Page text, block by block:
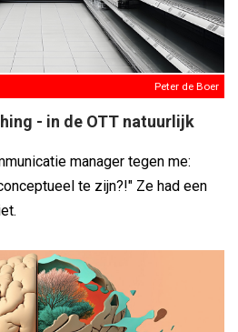
Peter de Boer
- in de OTT natuurlijk
manager tegen me:
te zijn?!" Ze had een